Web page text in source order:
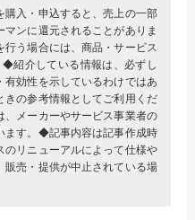
入・申込すると、売上の一部
ンに還元されることがありま
う場合には、商品・サービス
紹介している情報は、必ずし
有効性を示しているわけではあ
きの参考情報としてご利用くだ
メーカーやサービス事業者の
ます。◆記事内容は記事作成時
のリニューアルによって仕様や
販売・提供が中止されている場